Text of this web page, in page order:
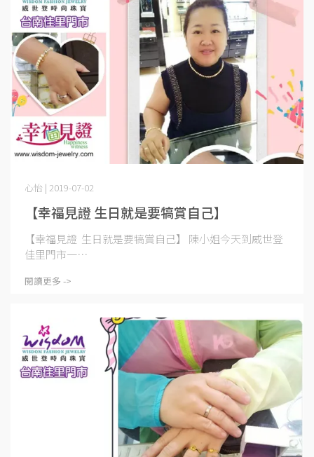
【幸福見證 生日就是要犒賞自己】
心怡 | 2019-07-02
【幸福見證 生日就是要犒賞自己】 陳小姐今天到威世登
佳里門市一⋯
閱讀更多 ->